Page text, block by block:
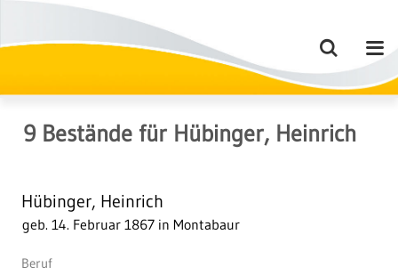
9 Bestände für Hübinger, Heinrich
Hübinger, Heinrich
geb. 14. Februar 1867 in Montabaur
Beruf